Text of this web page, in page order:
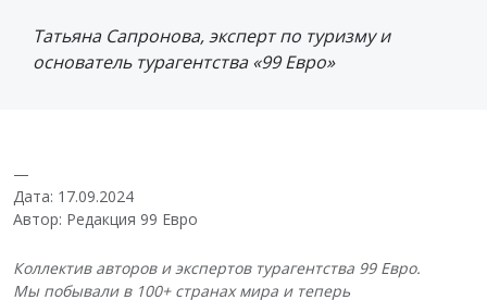
Татьяна Сапронова, эксперт по туризму и
основатель турагентства «99 Евро»
—
Дата: 17.09.2024
Автор: Редакция 99 Евро
Коллектив авторов и экспертов турагентства 99 Евро.
Мы побывали в 100+ странах мира и теперь